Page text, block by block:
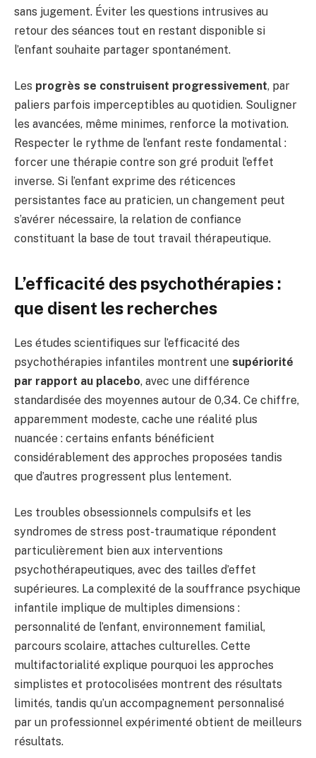
sans jugement. Éviter les questions intrusives au
retour des séances tout en restant disponible si
l’enfant souhaite partager spontanément.
Les progrès se construisent progressivement, par
paliers parfois imperceptibles au quotidien. Souligner
les avancées, même minimes, renforce la motivation.
Respecter le rythme de l’enfant reste fondamental :
forcer une thérapie contre son gré produit l’effet
inverse. Si l’enfant exprime des réticences
persistantes face au praticien, un changement peut
s’avérer nécessaire, la relation de confiance
constituant la base de tout travail thérapeutique.
L’efficacité des psychothérapies :
que disent les recherches
Les études scientifiques sur l’efficacité des
psychothérapies infantiles montrent une supériorité
par rapport au placebo, avec une différence
standardisée des moyennes autour de 0,34. Ce chiffre,
apparemment modeste, cache une réalité plus
nuancée : certains enfants bénéficient
considérablement des approches proposées tandis
que d’autres progressent plus lentement.
Les troubles obsessionnels compulsifs et les
syndromes de stress post-traumatique répondent
particulièrement bien aux interventions
psychothérapeutiques, avec des tailles d’effet
supérieures. La complexité de la souffrance psychique
infantile implique de multiples dimensions :
personnalité de l’enfant, environnement familial,
parcours scolaire, attaches culturelles. Cette
multifactorialité explique pourquoi les approches
simplistes et protocolisées montrent des résultats
limités, tandis qu’un accompagnement personnalisé
par un professionnel expérimenté obtient de meilleurs
résultats.